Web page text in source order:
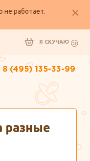
не работает.
Я СКУЧАЮ
8 (495) 135-33-99
разные